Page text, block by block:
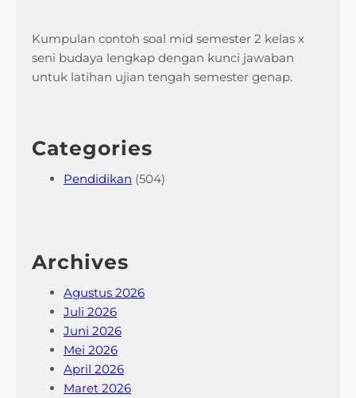
Kumpulan contoh soal mid semester 2 kelas x
seni budaya lengkap dengan kunci jawaban
untuk latihan ujian tengah semester genap.
Categories
Pendidikan (504)
Archives
Agustus 2026
Juli 2026
Juni 2026
Mei 2026
April 2026
Maret 2026